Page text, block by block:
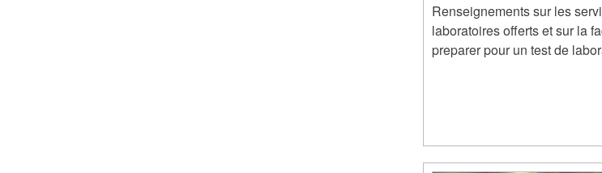
Renseignements sur les
laboratoires offerts et sur la
preparer pour un test de